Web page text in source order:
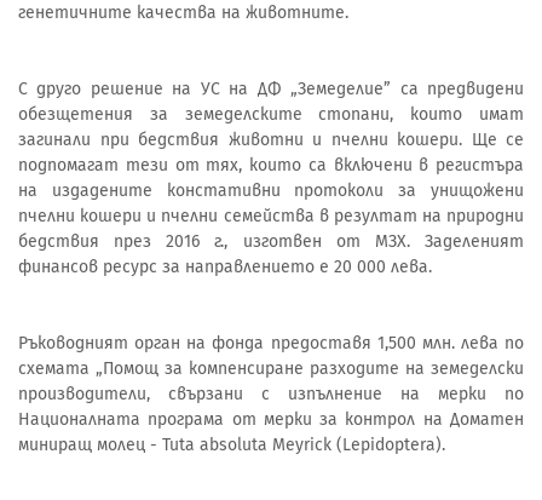
генетичните качества на животните.
С друго решение на УС на ДФ „Земеделие” са предвидени
обезщетения за земеделските стопани, които имат
загинали при бедствия животни и пчелни кошери. Ще се
подпомагат тези от тях, които са включени в регистъра
на издадените констативни протоколи за унищожени
пчелни кошери и пчелни семейства в резултат на природни
бедствия през 2016 г., изготвен от МЗХ. Заделеният
финансов ресурс за направлението е 20 000 лева.
Ръководният орган на фонда предоставя 1,500 млн. лева по
схемата „Помощ за компенсиране разходите на земеделски
производители, свързани с изпълнение на мерки по
Националната програма от мерки за контрол на Доматен
миниращ молец - Tuta absoluta Meyrick (Lepidoptera).